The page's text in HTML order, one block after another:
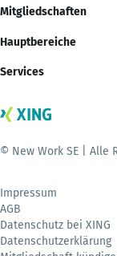
Mitgliedschaften
Hauptbereiche
Services
© New Work SE | Alle
Impressum
AGB
Datenschutz bei XING
Datenschutzerklärung